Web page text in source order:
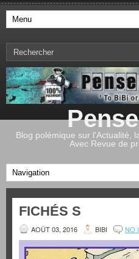
Blog polémique sur l'Actualité,
Avec Revue de
FICHÉS S
AOÛT 03, 2016 BIBI NO